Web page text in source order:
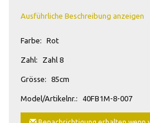
Ausführliche Beschreibung anzeigen
Farbe: Rot
Zahl: Zahl 8
Grösse: 85cm
Model/Artikelnr.: 40FB1M-8-007